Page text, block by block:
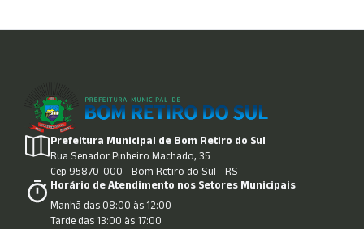
Prefeitura Municipal de Bom Retiro do Sul
Rua Senador Pinheiro Machado, 35
Cep 95870-000 - Bom Retiro do Sul - RS
Horário de Atendimento nos Setores Municipais
Manhã das 08:00 às 12:00
Tarde das 13:00 às 17:00